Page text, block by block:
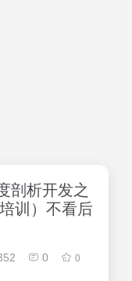
剖析开发之
训）不看后
0 0